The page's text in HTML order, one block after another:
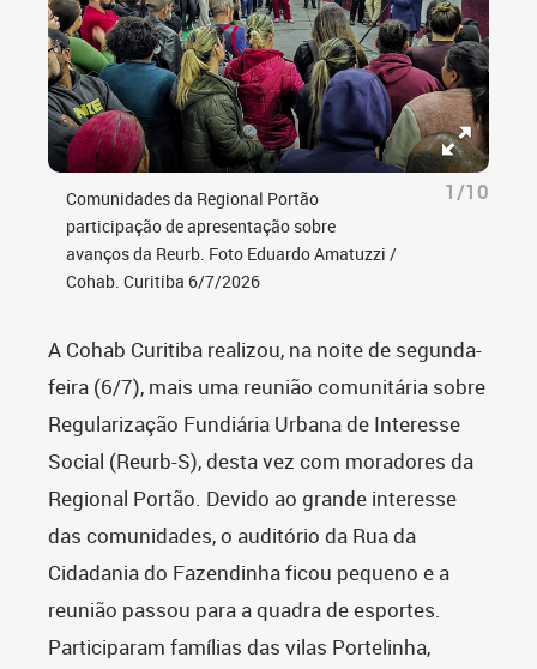
Comunidades da Regional Portão
participação de apresentação sobre
avanços da Reurb. Foto Eduardo Amatuzzi /
Cohab. Curitiba 6/7/2026
1/10
A Cohab Curitiba realizou, na noite de segunda-
feira (6/7), mais uma reunião comunitária sobre
Regularização Fundiária Urbana de Interesse
Social (Reurb-S), desta vez com moradores da
Regional Portão. Devido ao grande interesse
das comunidades, o auditório da Rua da
Cidadania do Fazendinha ficou pequeno e a
reunião passou para a quadra de esportes.
Participaram famílias das vilas Portelinha,